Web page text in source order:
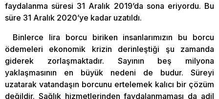
faydalanma süresi 31 Aralık 2019’da sona eriyordu. Bu
süre 31 Aralık 2020’ye kadar uzatıldı.
Binlerce lira borcu biriken insanlarımızın bu borcu
ödemeleri ekonomik krizin derinleştiği şu zamanda
giderek zorlaşmaktadır. Sayının beş milyona
yaklaşmasının en büyük nedeni de budur. Süreyi
uzatarak vatandaşın borcunu ertelemek kalıcı bir çözüm
değildir. Sağlık hizmetlerinden faydalanmaması da adil